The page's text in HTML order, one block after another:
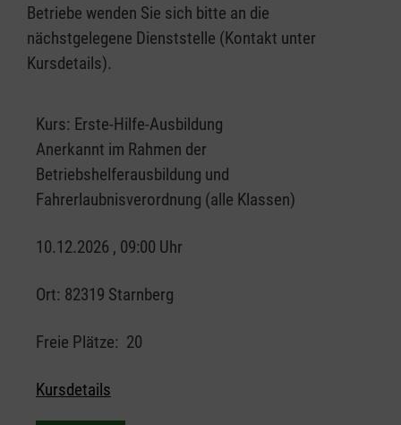
Betriebe wenden Sie sich bitte an die
nächstgelegene Dienststelle (Kontakt unter
Kursdetails).
Kurs: Erste-Hilfe-Ausbildung
Anerkannt im Rahmen der
Betriebshelferausbildung und
Fahrerlaubnisverordnung (alle Klassen)
10.12.2026 , 09:00 Uhr
Ort: 82319 Starnberg
Freie Plätze: 20
Kursdetails